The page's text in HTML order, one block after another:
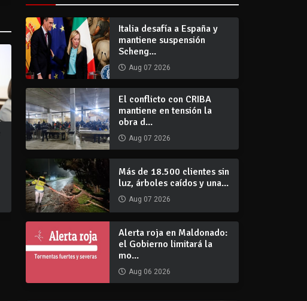
Italia desafía a España y
mantiene suspensión
Scheng...
Aug 07 2026
El conflicto con CRIBA
mantiene en tensión la
obra d...
Aug 07 2026
Más de 18.500 clientes sin
luz, árboles caídos y una...
Aug 07 2026
Alerta roja en Maldonado:
el Gobierno limitará la
mo...
Aug 06 2026